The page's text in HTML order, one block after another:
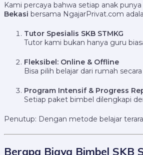
Kami percaya bahwa setiap anak
Bekasi bersama NgajarPrivat.com
Tutor Spesialis SKB STMKG
Tutor kami bukan hanya guru
Fleksibel: Online & Offline
Bisa pilih belajar dari rumah
Program Intensif & Progress
Setiap paket bimbel dilengkapi
Penutup: Dengan metode belajar
Berapa Biaya Bimbel SKB